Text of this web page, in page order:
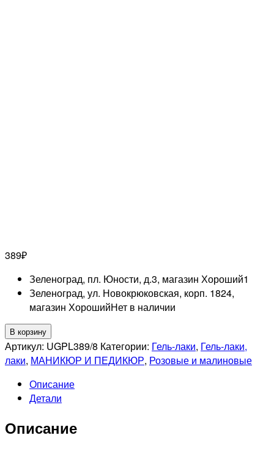
389₽
Зеленоград, пл. Юности, д.3, магазин Хороший1
Зеленоград, ул. Новокрюковская, корп. 1824,
магазин ХорошийНет в наличии
Количество
товара
UNO
Гель-
лак
-
В корзину
Артикул: UGPL389/8 Категории: Гель-лаки, Гель-лаки,
лаки, МАНИКЮР И ПЕДИКЮР, Розовые и малиновые
Описание
Детали
Описание